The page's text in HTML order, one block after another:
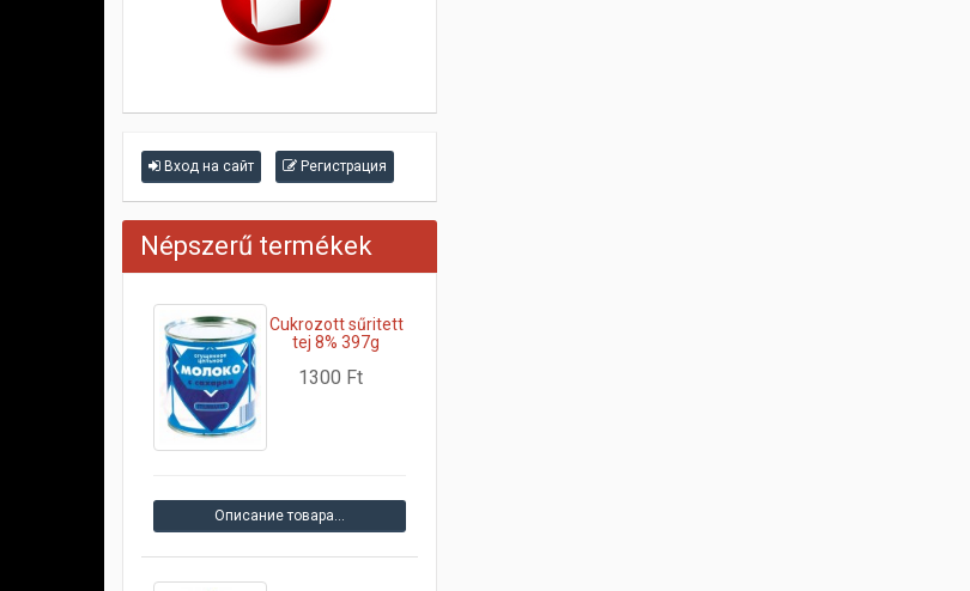
Вход на сайт Регистрация
Népszerű termékek
Cukrozott sűritett
tej 8% 397g
1300 Ft
Описание товара…